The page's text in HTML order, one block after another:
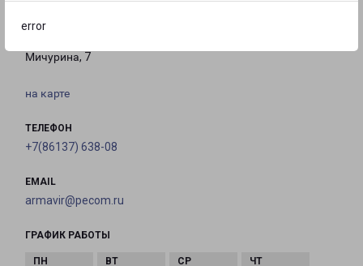
error
Мичурина, 7
на карте
ТЕЛЕФОН
+7(86137) 638-08
EMAIL
armavir@pecom.ru
ГРАФИК РАБОТЫ